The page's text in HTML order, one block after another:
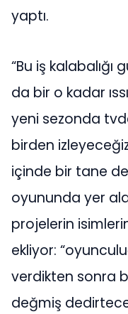
yaptı.
“Bu iş kalabalığı
da bir o kadar
yeni sezonda
birden
içinde bir tane
oyununda yer
projelerin
ekliyor:
verdikten sonra
değmiş